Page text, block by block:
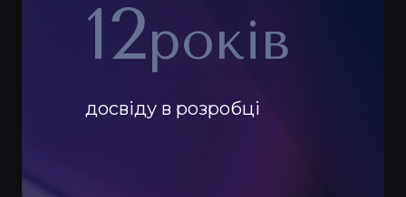
12років
досвіду в розробці